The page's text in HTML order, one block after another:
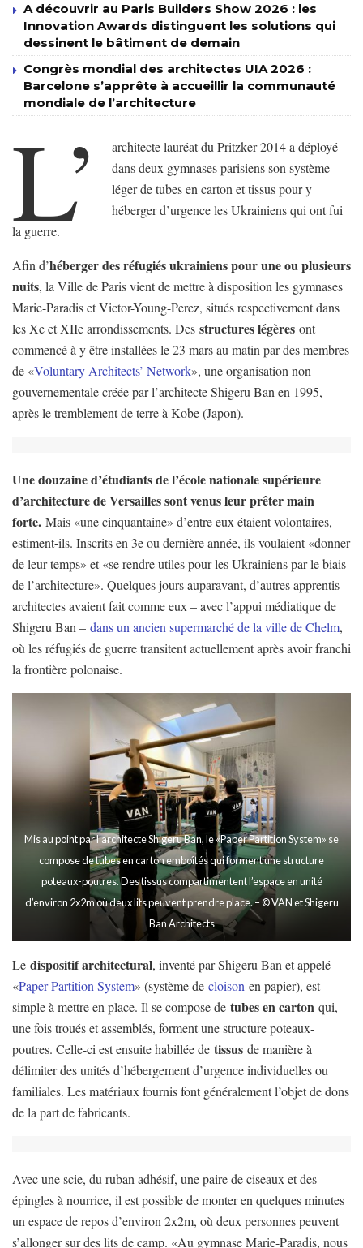
A découvrir au Paris Builders Show 2026 : les
Innovation Awards distinguent les solutions qui
dessinent le bâtiment de demain
Congrès mondial des architectes UIA 2026 :
Barcelone s’apprête à accueillir la communauté
mondiale de l’architecture
L’
architecte lauréat du Pritzker 2014 a déployé
dans deux gymnases parisiens son système
léger de tubes en carton et tissus pour y
héberger d’urgence les Ukrainiens qui ont fui
la guerre.
Afin d’héberger des réfugiés ukrainiens pour une ou plusieurs
nuits, la Ville de Paris vient de mettre à disposition les gymnases
Marie-Paradis et Victor-Young-Perez, situés respectivement dans
les Xe et XIIe arrondissements. Des structures légères ont
commencé à y être installées le 23 mars au matin par des membres
de «Voluntary Architects’ Network», une organisation non
gouvernementale créée par l’architecte Shigeru Ban en 1995,
après le tremblement de terre à Kobe (Japon).
Une douzaine d’étudiants de l’école nationale supérieure
d’architecture de Versailles sont venus leur prêter main
forte. Mais «une cinquantaine» d’entre eux étaient volontaires,
estiment-ils. Inscrits en 3e ou dernière année, ils voulaient «donner
de leur temps» et «se rendre utiles pour les Ukrainiens par le biais
de l’architecture». Quelques jours auparavant, d’autres apprentis
architectes avaient fait comme eux – avec l’appui médiatique de
Shigeru Ban – dans un ancien supermarché de la ville de Chelm,
où les réfugiés de guerre transitent actuellement après avoir franchi
la frontière polonaise.
Mis au point par l’architecte Shigeru Ban, le «Paper Partition System» se
compose de tubes en carton emboîtés qui forment une structure
poteaux-poutres. Des tissus compartimentent l’espace en unité
d’environ 2x2m où deux lits peuvent prendre place. – © VAN et Shigeru
Ban Architects
Le dispositif architectural, inventé par Shigeru Ban et appelé
«Paper Partition System» (système de cloison en papier), est
simple à mettre en place. Il se compose de tubes en carton qui,
une fois troués et assemblés, forment une structure poteaux-
poutres. Celle-ci est ensuite habillée de tissus de manière à
délimiter des unités d’hébergement d’urgence individuelles ou
familiales. Les matériaux fournis font généralement l’objet de dons
de la part de fabricants.
Avec une scie, du ruban adhésif, une paire de ciseaux et des
épingles à nourrice, il est possible de monter en quelques minutes
un espace de repos d’environ 2x2m, où deux personnes peuvent
s’allonger sur des lits de camp. «Au gymnase Marie-Paradis, nous